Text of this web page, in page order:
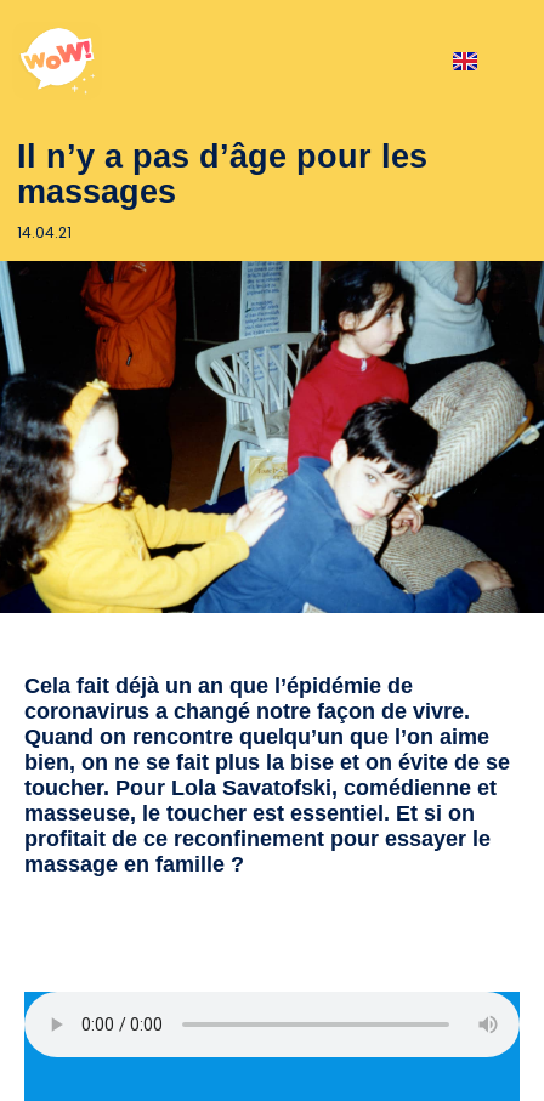
Il n’y a pas d’âge pour les
massages
14.04.21
Cela fait déjà un an que l’épidémie de
coronavirus a changé notre façon de vivre.
Quand on rencontre quelqu’un que l’on aime
bien, on ne se fait plus la bise et on évite de se
toucher. Pour Lola Savatofski, comédienne et
masseuse, le toucher est essentiel. Et si on
profitait de ce reconfinement pour essayer le
massage en famille ?